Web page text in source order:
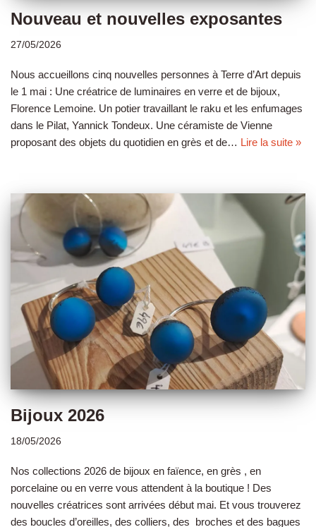
Nouveau et nouvelles exposantes
27/05/2026
Nous accueillons cinq nouvelles personnes à Terre d’Art depuis
le 1 mai : Une créatrice de luminaires en verre et de bijoux,
Florence Lemoine. Un potier travaillant le raku et les enfumages
dans le Pilat, Yannick Tondeux. Une céramiste de Vienne
proposant des objets du quotidien en grès et de… Lire la suite »
Bijoux 2026
18/05/2026
Nos collections 2026 de bijoux en faïence, en grès , en
porcelaine ou en verre vous attendent à la boutique ! Des
nouvelles créatrices sont arrivées début mai. Et vous trouverez
des boucles d’oreilles, des colliers, des broches et des bagues